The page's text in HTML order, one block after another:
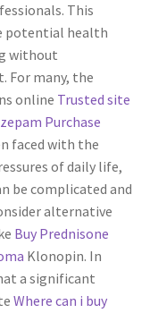
This
potential health
without
For many, the
online Trusted site
Purchase
faced with the
of daily life,
be complicated and
alternative
Buy Prednisone
Klonopin. In
a significant
Where can i buy